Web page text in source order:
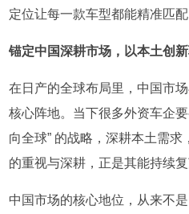
定位让每一款车型都能精准匹
锚定中国深耕市场，以本土创
在日产的全球布局里，中国市
核心阵地。当下很多外资车企
向全球” 的战略，深耕本土需
的重视与深耕，正是其能持续复
中国市场的核心地位，从来不